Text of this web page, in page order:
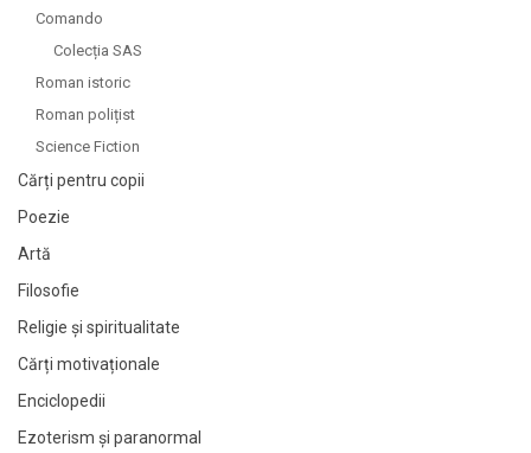
Comando
Colecția SAS
Roman istoric
Roman polițist
Science Fiction
Cărți pentru copii
Poezie
Artă
Filosofie
Religie și spiritualitate
Cărți motivaționale
Enciclopedii
Ezoterism și paranormal